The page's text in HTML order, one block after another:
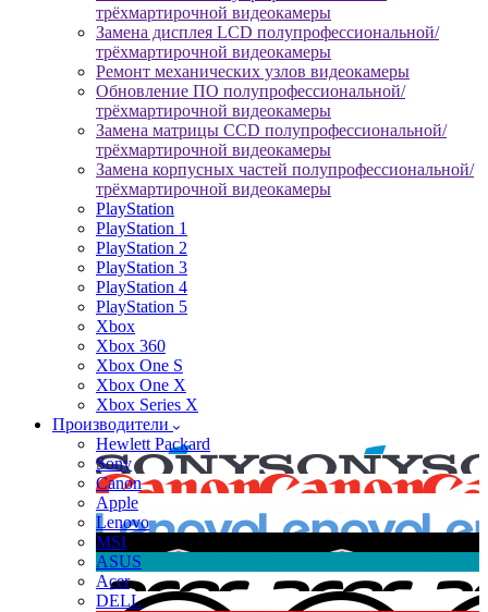
трёхмартирочной видеокамеры
Замена дисплея LCD полупрофессиональной/
трёхмартирочной видеокамеры
Ремонт механических узлов видеокамеры
Обновление ПО полупрофессиональной/
трёхмартирочной видеокамеры
Замена матрицы CCD полупрофессиональной/
трёхмартирочной видеокамеры
Замена корпусных частей полупрофессиональной/
трёхмартирочной видеокамеры
PlayStation
PlayStation 1
PlayStation 2
PlayStation 3
PlayStation 4
PlayStation 5
Xbox
Xbox 360
Xbox One S
Xbox One X
Xbox Series X
Производители
Hewlett Packard
Sony
Canon
Apple
Lenovo
MSI
ASUS
Acer
DELL